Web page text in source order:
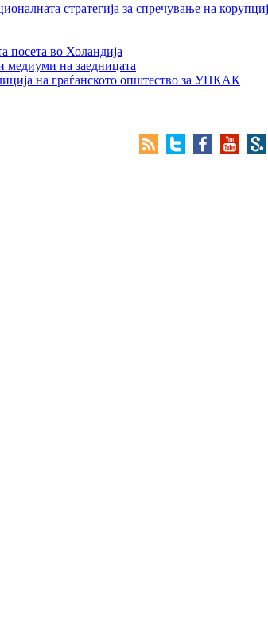
стратегија за спречување на
посета во Холандија
медиуми на заедницата
на граѓанското општество за УНКАК